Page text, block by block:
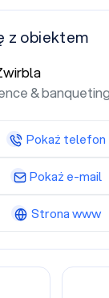
z obiektem
&
Pokaż telefon
Pokaż e-mail
Strona www